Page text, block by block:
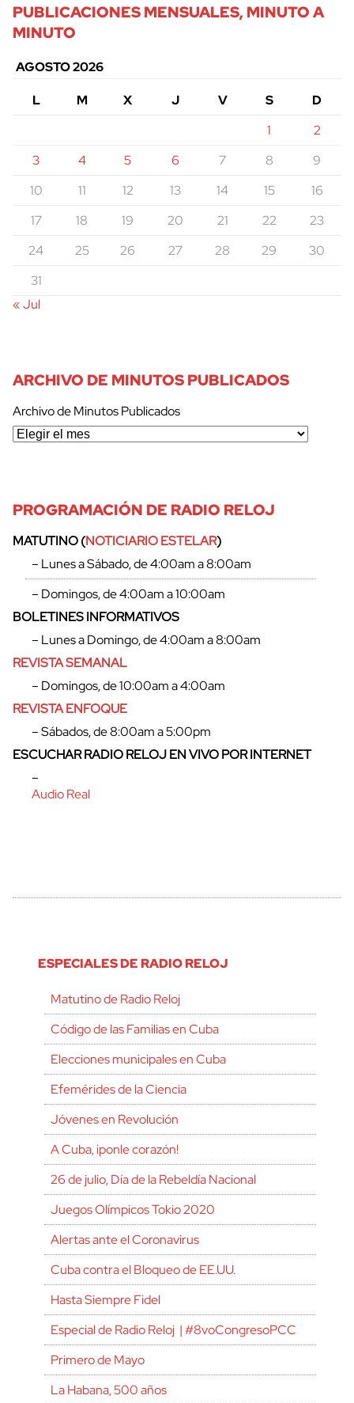
PUBLICACIONES MENSUALES, MINUTO A
MINUTO
AGOSTO 2026
L
M X J V S
D
1
2
3
4 5 6 7 8
9
10
11 12 13 14 15
16
17
18 19 20 21 22
23
24
25 26 27 28 29
30
31
« Jul
ARCHIVO DE MINUTOS PUBLICADOS
Archivo de Minutos Publicados
PROGRAMACIÓN DE RADIO RELOJ
MATUTINO (NOTICIARIO ESTELAR)
– Lunes a Sábado, de 4:00am a 8:00am
– Domingos, de 4:00am a 10:00am
BOLETINES INFORMATIVOS
– Lunes a Domingo, de 4:00am a 8:00am
REVISTA SEMANAL
– Domingos, de 10:00am a 4:00am
REVISTA ENFOQUE
– Sábados, de 8:00am a 5:00pm
ESCUCHAR RADIO RELOJ EN VIVO POR INTERNET
–
Audio Real
ESPECIALES DE RADIO RELOJ
Matutino de Radio Reloj
Código de las Familias en Cuba
Elecciones municipales en Cuba
Efemérides de la Ciencia
Jóvenes en Revolución
A Cuba, ¡ponle corazón!
26 de julio, Día de la Rebeldía Nacional
Juegos Olímpicos Tokio 2020
Alertas ante el Coronavirus
Cuba contra el Bloqueo de EE.UU.
Hasta Siempre Fidel
Especial de Radio Reloj | #8voCongresoPCC
Primero de Mayo
La Habana, 500 años